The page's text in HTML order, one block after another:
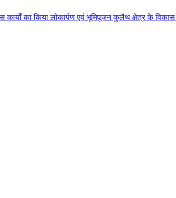
एवं भूमिपूजन कुलैथ क्षेत्र के विकास के लिये की